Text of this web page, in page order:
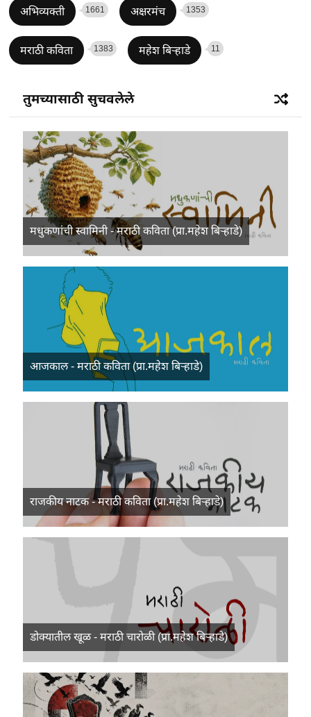
अभिव्यक्ती 1661 अक्षरमंच 1353
मराठी कविता 1383 महेश बिऱ्हाडे 11
तुमच्यासाठी सुचवलेले
मधुकणांची स्वामिनी - मराठी कविता (प्रा.महेश बिऱ्हाडे)
आजकाल - मराठी कविता (प्रा.महेश बिऱ्हाडे)
राजकीय नाटक - मराठी कविता (प्रा.महेश बिऱ्हाडे)
डोक्यातील खूळ - मराठी चारोळी (प्रा.महेश बिऱ्हाडे)